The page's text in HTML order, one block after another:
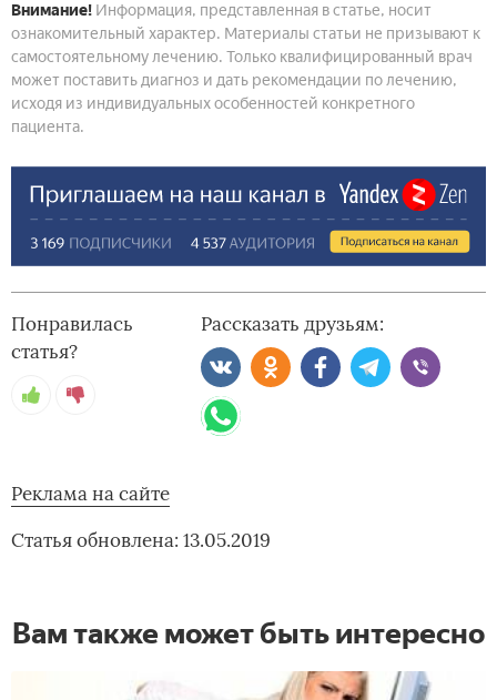
Внимание! Информация, представленная в статье, носит
ознакомительный характер. Материалы статьи не призывают к
самостоятельному лечению. Только квалифицированный врач
может поставить диагноз и дать рекомендации по лечению,
исходя из индивидуальных особенностей конкретного
пациента.
Понравилась
статья?
Рассказать друзьям:
Реклама на сайте
Статья обновлена: 13.05.2019
Вам также может быть интересно